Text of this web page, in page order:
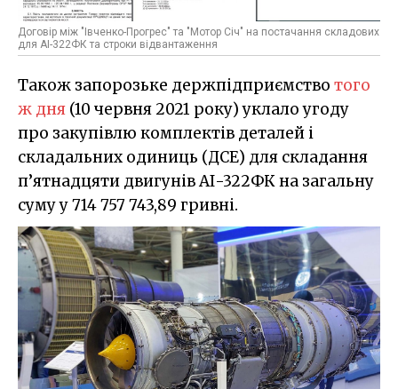
Договір між "Івченко-Прогрес" та "Мотор Січ" на постачання складових
для АІ-322ФК та строки відвантаження
Також запорозьке держпідприємство того
ж дня (10 червня 2021 року) уклало угоду
про закупівлю комплектів деталей і
складальних одиниць (ДСЕ) для складання
п’ятнадцяти двигунів АІ-322ФК на загальну
суму у 714 757 743,89 гривні.